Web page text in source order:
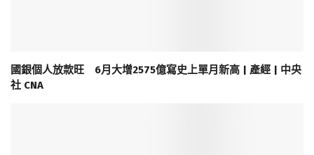
國銀個人放款旺 6月大增2575億寫史上單月新高 | 產經 | 中央
社 CNA